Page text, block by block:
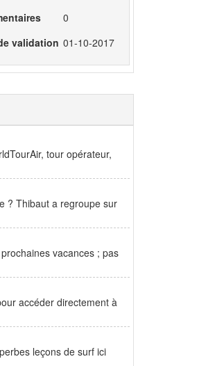
0
validation 01-10-2017
tour opérateur,
? Thibaut a regroupe sur
vacances ; pas
accéder directement à
leçons de surf ici